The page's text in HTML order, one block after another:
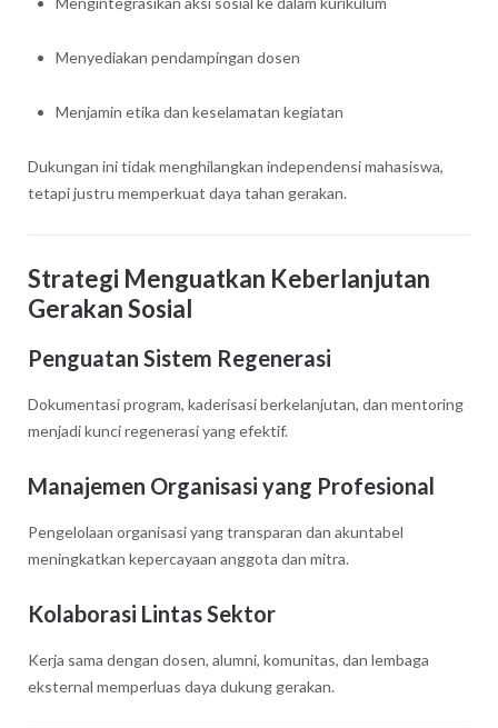
Menyediakan pendampingan dosen
Menjamin etika dan keselamatan kegiatan
Dukungan ini tidak menghilangkan independensi mahasiswa,
tetapi justru memperkuat daya tahan gerakan.
Strategi Menguatkan Keberlanjutan
Gerakan Sosial
Penguatan Sistem Regenerasi
Dokumentasi program, kaderisasi berkelanjutan, dan mentoring
menjadi kunci regenerasi yang efektif.
Manajemen Organisasi yang Profesional
Pengelolaan organisasi yang transparan dan akuntabel
meningkatkan kepercayaan anggota dan mitra.
Kolaborasi Lintas Sektor
Kerja sama dengan dosen, alumni, komunitas, dan lembaga
eksternal memperluas daya dukung gerakan.